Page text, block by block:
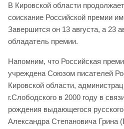
В Кировской области
соискание Российской премии
Завершится он 13 августа, а 23
обладатель премии.
Напомним, что Российская
учреждена Союзом писателей
Кировской области,
г.Слободского в 2000 году в
рождения выдающегося
Александра Степановича Грина